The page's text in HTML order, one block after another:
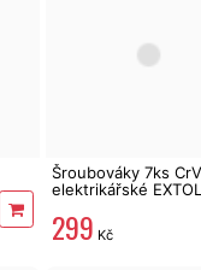
Šroubováky 7ks CrV
elektrikářské EXTOL
299 Kč